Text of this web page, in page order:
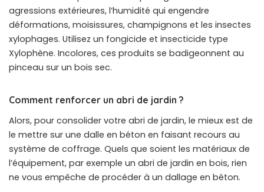
agressions extérieures, l’humidité qui engendre
déformations, moisissures, champignons et les insectes
xylophages. Utilisez un fongicide et insecticide type
Xylophène. Incolores, ces produits se badigeonnent au
pinceau sur un bois sec.
Comment renforcer un abri de jardin ?
Alors, pour consolider votre abri de jardin, le mieux est de
le mettre sur une dalle en béton en faisant recours au
système de coffrage. Quels que soient les matériaux de
l’équipement, par exemple un abri de jardin en bois, rien
ne vous empêche de procéder à un dallage en béton.